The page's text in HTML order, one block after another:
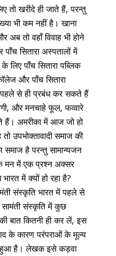
तो खरीदे ही जाते हैं, परन्तु
भी कम नहीं है। खाना
अब तो वहाँ विवाह भी होने
सितारा अस्पतालों में
लिए पाँच सितारा पब्लिक
और पाँच सितारा
पहले से ही प्रबंध कर सकते हैं
और मनचाहे फूल, फव्वारे
हैं। अमरीका में आज जो हो
उपभोक्‍तावादी समाज की
है परन्तु सामान्यजन
मन में एक प्रश्न अक्सर
में क्यों हो रहा है?
संस्कृति भारत में पहले से
सामंती संस्कृति में कुछ
बात कितनी ही कर लें, इस
के कारण परंपराओं के मूल्य
है। लेखक इसे कड़वा